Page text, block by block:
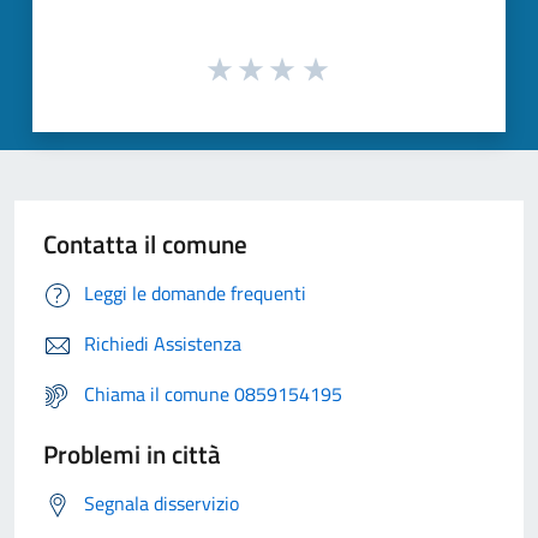
Contatta il comune
Leggi le domande frequenti
Richiedi Assistenza
Chiama il comune 0859154195
Problemi in città
Segnala disservizio